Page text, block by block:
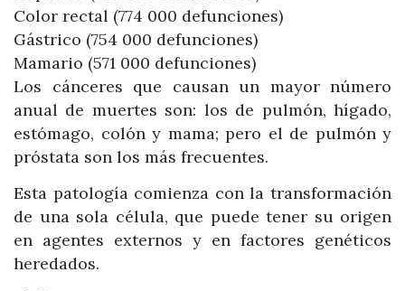
Color rectal (774 000 defunciones)
Gástrico (754 000 defunciones)
Mamario (571 000 defunciones)
Los cánceres que causan un mayor número
anual de muertes son: los de pulmón, hígado,
estómago, colón y mama; pero el de pulmón y
próstata son los más frecuentes.
Esta patología comienza con la transformación
de una sola célula, que puede tener su origen
en agentes externos y en factores genéticos
heredados.